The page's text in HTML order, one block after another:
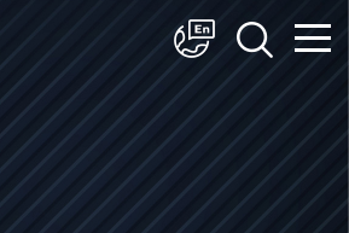
简体中文
English